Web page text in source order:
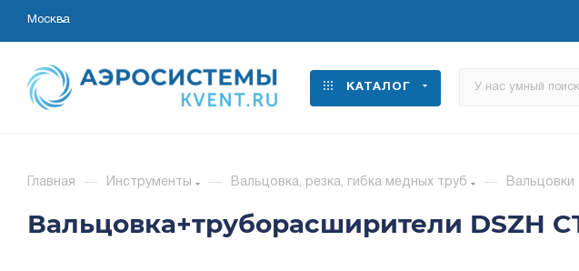
Москва
КАТАЛОГ
Главная — Инструменты — Вальцовка, резка, гибка медных труб — Вальцовки
Вальцовка+труборасширители DSZH